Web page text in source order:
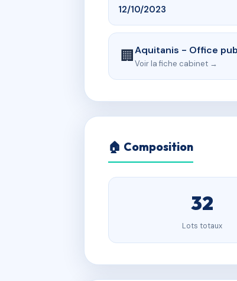
12/10/2023
🏢Aquitanis - Office
Voir la fiche cabinet →
🏠 Composition
32
Lots totaux